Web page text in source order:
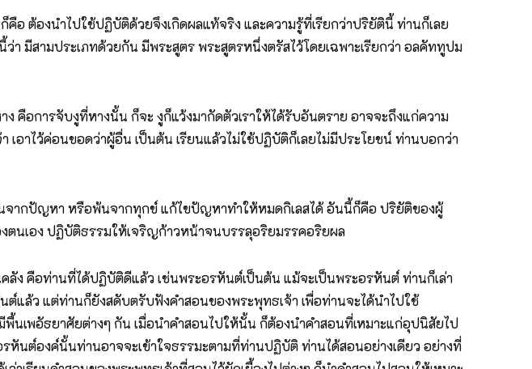
ต้องนำไปใช้ปฏิบัติด้วยจึงเกิดผลแท้จริง และความรู้ที่เรียกว่าปริยัตินี้ ท่านก็เลย
า มีสามประเภทด้วยกัน มีพระสูตร พระสูตรหนึ่งตรัสไว้โดยเฉพาะเรียกว่า อลคัททูปม
การจับงูที่หางนั้น ก็จะ งูก็แว้งมากัดตัวเราให้ได้รับอันตราย อาจจะถึงแก่ความ
อาไว้ค่อนขอดว่าผู้อื่น เป็นต้น เรียนแล้วไม่ใช้ปฏิบัติก็เลยไม่มีประโยชน์ ท่านบอกว่า
ปัญหา หรือพ้นจากทุกข์ แก้ไขปัญหาทำให้หมดกิเลสได้ อันนี้ก็คือ ปริยัติของผู้
นเอง ปฏิบัติธรรมให้เจริญก้าวหน้าจนบรรลุอริยมรรคอริยผล
คือท่านที่ได้ปฏิบัติดีแล้ว เช่นพระอรหันต์เป็นต้น แม้จะเป็นพระอรหันต์ ท่านก็เล่า
แล้ว แต่ท่านก็ยังสดับตรับฟังคำสอนของพระพุทธเจ้า เพื่อท่านจะได้นำไปใช้
นเพอัธยาศัยต่างๆ กัน เมื่อนำคำสอนไปให้นั้น ก็ต้องนำคำสอนที่เหมาะแก่อุปนิสัยไป
นต์องค์นั้นท่านอาจจะเข้าใจธรรมะตามที่ท่านปฏิบัติ ท่านได้สอนอย่างเดียว อย่างที่